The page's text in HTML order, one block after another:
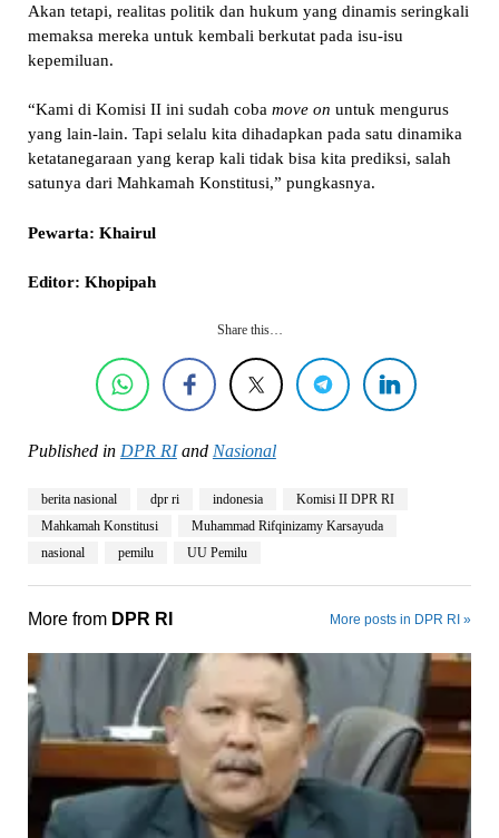
Akan tetapi, realitas politik dan hukum yang dinamis seringkali
memaksa mereka untuk kembali berkutat pada isu-isu
kepemiluan.
“Kami di Komisi II ini sudah coba move on untuk mengurus
yang lain-lain. Tapi selalu kita dihadapkan pada satu dinamika
ketatanegaraan yang kerap kali tidak bisa kita prediksi, salah
satunya dari Mahkamah Konstitusi,” pungkasnya.
Pewarta: Khairul
Editor: Khopipah
Share this…
Published in DPR RIand Nasional
berita nasional dpr ri indonesia
Komisi II DPR RI
Mahkamah Konstitusi
Muhammad Rifqinizamy Karsayuda
nasional
pemilu UU Pemilu
More from DPR RI More posts in DPR RI »